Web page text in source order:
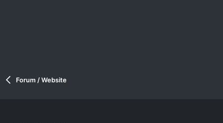
Forum / Website